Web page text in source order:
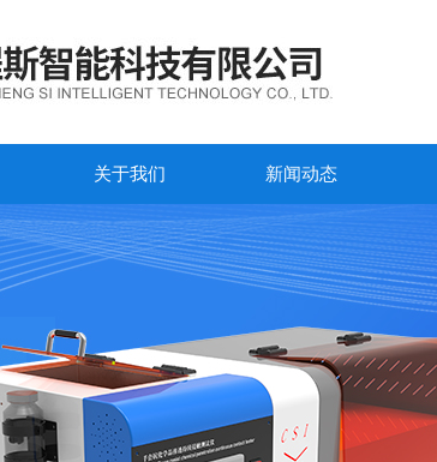
关于我们 新闻动态